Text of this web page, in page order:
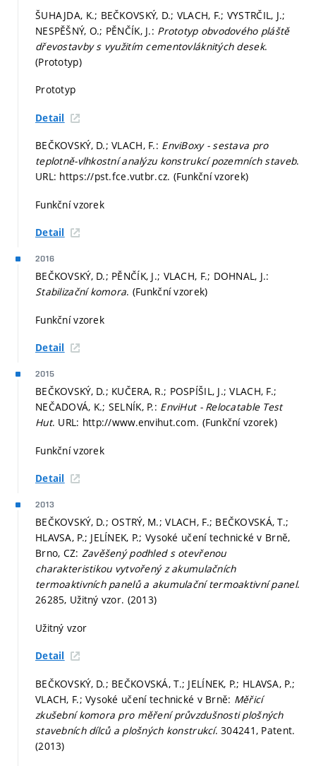
ŠUHAJDA, K.; BEČKOVSKÝ, D.; VLACH, F.; VYSTRČIL, J.;
NESPĚŠNÝ, O.; PĚNČÍK, J.: Prototyp obvodového pláště
dřevostavby s využitím cementovláknitých desek.
(Prototyp)
Prototyp
Detail
BEČKOVSKÝ, D.; VLACH, F.: EnviBoxy - sestava pro
teplotně-vlhkostní analýzu konstrukcí pozemních staveb.
URL: https://pst.fce.vutbr.cz. (Funkční vzorek)
Funkční vzorek
Detail
2016
BEČKOVSKÝ, D.; PĚNČÍK, J.; VLACH, F.; DOHNAL, J.:
Stabilizační komora. (Funkční vzorek)
Funkční vzorek
Detail
2015
BEČKOVSKÝ, D.; KUČERA, R.; POSPÍŠIL, J.; VLACH, F.;
NEČADOVÁ, K.; SELNÍK, P.: EnviHut - Relocatable Test
Hut. URL: http://www.envihut.com. (Funkční vzorek)
Funkční vzorek
Detail
2013
BEČKOVSKÝ, D.; OSTRÝ, M.; VLACH, F.; BEČKOVSKÁ, T.;
HLAVSA, P.; JELÍNEK, P.; Vysoké učení technické v Brně,
Brno, CZ: Zavěšený podhled s otevřenou
charakteristikou vytvořený z akumulačních
termoaktivních panelů a akumulační termoaktivní panel.
26285, Užitný vzor. (2013)
Užitný vzor
Detail
BEČKOVSKÝ, D.; BEČKOVSKÁ, T.; JELÍNEK, P.; HLAVSA, P.;
VLACH, F.; Vysoké učení technické v Brně: Měřicí
zkušební komora pro měření průvzdušnosti plošných
stavebních dílců a plošných konstrukcí. 304241, Patent.
(2013)